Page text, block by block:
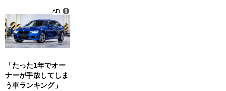
「たった1年でオー
ナーが手放してしま
う車ランキング」
AD